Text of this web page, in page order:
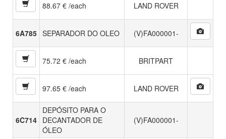
88.67 € /each LAND ROVER
6A785 SEPARADOR DO OLEO (V)FA000001-
75.72 € /each BRITPART
97.65 € /each LAND ROVER
6C714
DEPÓSITO PARA O
DECANTADOR DE
ÓLEO
(V)FA000001-